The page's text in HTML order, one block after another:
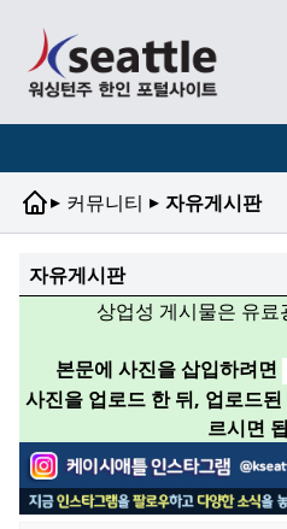
▸ 커뮤니티 ▸ 자유게시판
자유게시판
상업성 게시물은 유
본문에 사진을 삽입하려면
사진을 업로드 한 뒤, 업로드
르시면